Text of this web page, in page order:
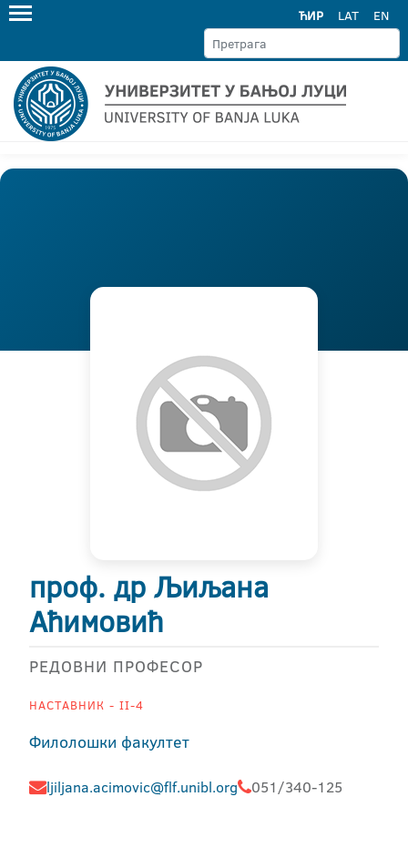
ЋИР LAT EN
проф. др Љиљана
Аћимовић
РЕДОВНИ ПРОФЕСОР
НАСТАВНИК - II-4
Филолошки факултет
ljiljana.acimovic@flf.unibl.org 051/340-125